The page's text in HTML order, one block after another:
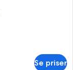
Se priser